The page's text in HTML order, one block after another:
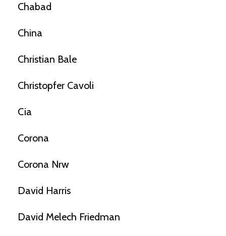
Chabad
China
Christian Bale
Christopfer Cavoli
Cia
Corona
Corona Nrw
David Harris
David Melech Friedman